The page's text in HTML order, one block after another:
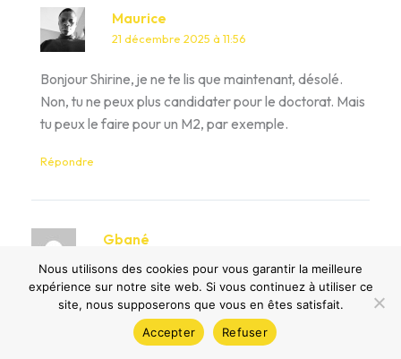
Maurice
21 décembre 2025 à 11:56
Bonjour Shirine, je ne te lis que maintenant, désolé.
Non, tu ne peux plus candidater pour le doctorat. Mais
tu peux le faire pour un M2, par exemple.
Répondre
Gbané
Monsieur,
Je me permets de vous contacter car je prépare une
Nous utilisons des cookies pour vous garantir la meilleure
expérience sur notre site web. Si vous continuez à utiliser ce
site, nous supposerons que vous en êtes satisfait.
Accepter
Refuser